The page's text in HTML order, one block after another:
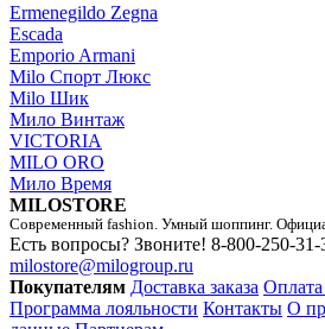
Ermenegildo Zegna
Escada
Emporio Armani
Milo Спорт Люкс
Milo Шик
Мило Винтаж
VICTORIA
MILO ORO
Мило Время
MILOSTORE
Современный fashion. Умный шоппинг.
Есть вопросы? Звоните! 8-800-250-31-
milostore@milogroup.ru
Покупателям Доставка заказа Оплата
Программа лояльности Контакты О